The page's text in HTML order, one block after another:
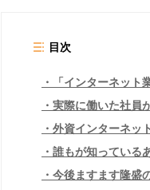
目次
「インターネット
実際に働いた社員
外資インターネッ
誰もが知っている
今後ますます隆盛